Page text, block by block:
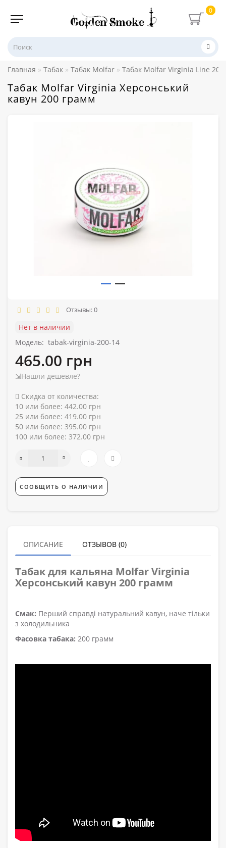
0
Главная Табак Табак Molfar Табак Molfar Virginia Line
Табак Molfar Virginia Херсонський
кавун 200 грамм
Отзывы: 0
Нет в наличии
Модель: tabak-virginia-200-14
465.00 грн
⇲Нашли дешевле?
Скидка от количества:
10 или более: 442.00 грн
25 или более: 419.00 грн
50 или более: 395.00 грн
100 или более: 372.00 грн
СООБЩИТЬ О НАЛИЧИИ
ОПИСАНИЕ ОТЗЫВОВ (0)
Табак для кальяна MolfarVirginia
Херсонський кавун 200 грамм
Смак: Перший справді натуральний кавун, наче тільки
з холодильника
Фасовка табака: 200 грамм